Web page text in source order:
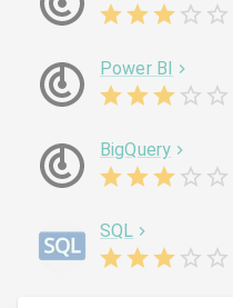
Power BI
BigQuery
SQL